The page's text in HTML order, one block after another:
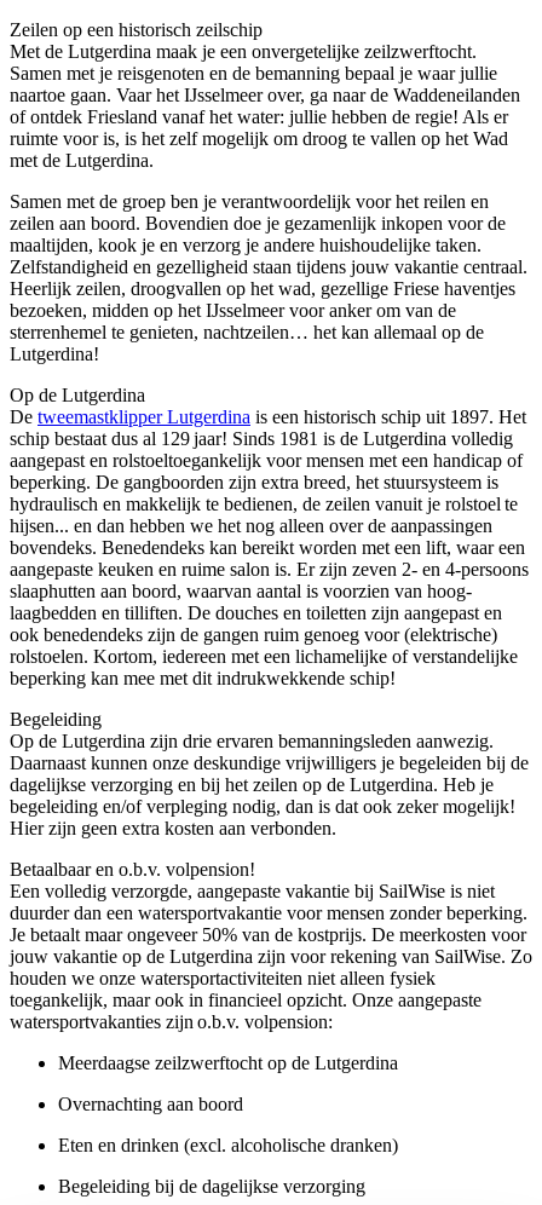
Zeilen op een historisch zeilschip
Met de Lutgerdina maak je een onvergetelijke zeilzwerftocht.
Samen met je reisgenoten en de bemanning bepaal je waar jullie
naartoe gaan. Vaar het IJsselmeer over, ga naar de Waddeneilanden
of ontdek Friesland vanaf het water: jullie hebben de regie! Als er
ruimte voor is, is het zelf mogelijk om droog te vallen op het Wad
met de Lutgerdina.
Samen met de groep ben je verantwoordelijk voor het reilen en
zeilen aan boord. Bovendien doe je gezamenlijk inkopen voor de
maaltijden, kook je en verzorg je andere huishoudelijke taken.
Zelfstandigheid en gezelligheid staan tijdens jouw vakantie centraal.
Heerlijk zeilen, droogvallen op het wad, gezellige Friese haventjes
bezoeken, midden op het IJsselmeer voor anker om van de
sterrenhemel te genieten, nachtzeilen… het kan allemaal op de
Lutgerdina!
Op de Lutgerdina
De tweemastklipper Lutgerdina is een historisch schip uit 1897. Het
schip bestaat dus al 129 jaar! Sinds 1981 is de Lutgerdina volledig
aangepast en rolstoeltoegankelijk voor mensen met een handicap of
beperking. De gangboorden zijn extra breed, het stuursysteem is
hydraulisch en makkelijk te bedienen, de zeilen vanuit je rolstoel te
hijsen... en dan hebben we het nog alleen over de aanpassingen
bovendeks. Benedendeks kan bereikt worden met een lift, waar een
aangepaste keuken en ruime salon is. Er zijn zeven 2- en 4-persoons
slaaphutten aan boord, waarvan aantal is voorzien van hoog-
laagbedden en tilliften. De douches en toiletten zijn aangepast en
ook benedendeks zijn de gangen ruim genoeg voor (elektrische)
rolstoelen. Kortom, iedereen met een lichamelijke of verstandelijke
beperking kan mee met dit indrukwekkende schip!
Begeleiding
Op de Lutgerdina zijn drie ervaren bemanningsleden aanwezig.
Daarnaast kunnen onze deskundige vrijwilligers je begeleiden bij de
dagelijkse verzorging en bij het zeilen op de Lutgerdina. Heb je
begeleiding en/of verpleging nodig, dan is dat ook zeker mogelijk!
Hier zijn geen extra kosten aan verbonden.
Betaalbaar en o.b.v. volpension!
Een volledig verzorgde, aangepaste vakantie bij SailWise is niet
duurder dan een watersportvakantie voor mensen zonder beperking.
Je betaalt maar ongeveer 50% van de kostprijs. De meerkosten voor
jouw vakantie op de Lutgerdina zijn voor rekening van SailWise. Zo
houden we onze watersportactiviteiten niet alleen fysiek
toegankelijk, maar ook in financieel opzicht. Onze aangepaste
watersportvakanties zijn o.b.v. volpension:
Meerdaagse zeilzwerftocht op de Lutgerdina
Overnachting aan boord
Eten en drinken (excl. alcoholische dranken)
Begeleiding bij de dagelijkse verzorging